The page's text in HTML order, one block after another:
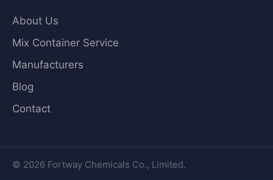
About Us
Mix Container Service
Manufacturers
Blog
Contact
© 2026 Fortway Chemicals Co., Limited.